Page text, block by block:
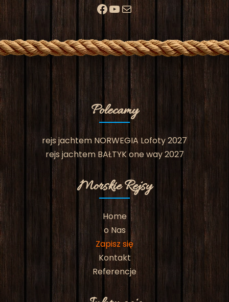
Facebook
YouTube
Mail
Polecamy
rejs jachtem NORWEGIA Lofoty 2027
rejs jachtem BAŁTYK one way 2027
Morskie Rejsy
Home
o Nas
Zapisz się
Kontakt
Referencje